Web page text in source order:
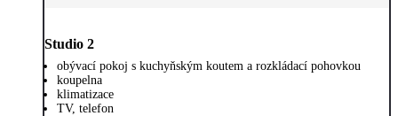
Studio 2
obývací pokoj s kuchyňským koutem a rozkládací pohovkou
koupelna
klimatizace
TV, telefon